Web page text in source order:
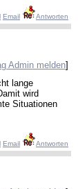
Email Antworten
Admin melden]
lange
wird
Situationen
Email Antworten